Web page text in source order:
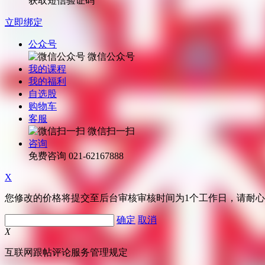
立即绑定
公众号
微信公众号
我的课程
我的福利
自选股
购物车
客服
微信扫一扫
咨询
免费咨询 021-62167888
X
您修改的价格将提交至后台审核审核时间为1个工作日，请耐
确定 取消
X
互联网跟帖评论服务管理规定